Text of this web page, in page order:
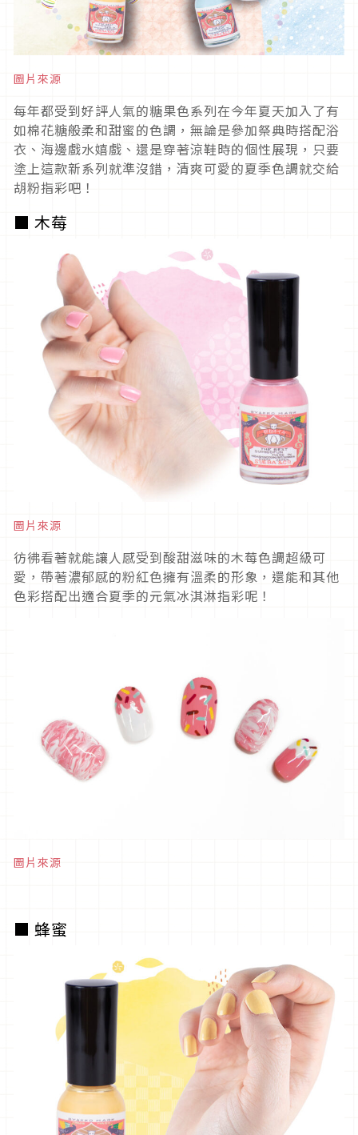
圖片來源
每年都受到好評人氣的糖果色系列在今年夏天加入了有
如棉花糖般柔和甜蜜的色調，無論是參加祭典時搭配浴
衣、海邊戲水嬉戲、還是穿著涼鞋時的個性展現，只要
塗上這款新系列就準沒錯，清爽可愛的夏季色調就交給
胡粉指彩吧！
■ 木莓
圖片來源
彷彿看著就能讓人感受到酸甜滋味的木莓色調超級可
愛，帶著濃郁感的粉紅色擁有溫柔的形象，還能和其他
色彩搭配出適合夏季的元氣冰淇淋指彩呢！
圖片來源
■ 蜂蜜